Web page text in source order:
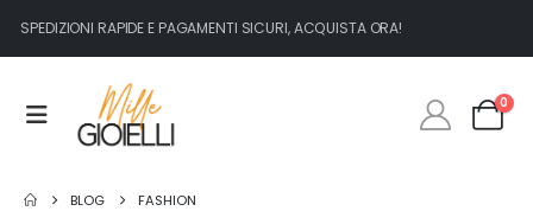
SPEDIZIONI RAPIDE E PAGAMENTI SICURI, ACQUISTA ORA!
0
BLOG FASHION